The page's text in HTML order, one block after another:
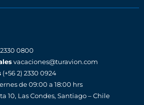
2330 0800
vacaciones@turavion.com
(+56 2) 2330 0924
de 09:00 a 18:00 hrs
10, Las Condes, Santiago – Chile